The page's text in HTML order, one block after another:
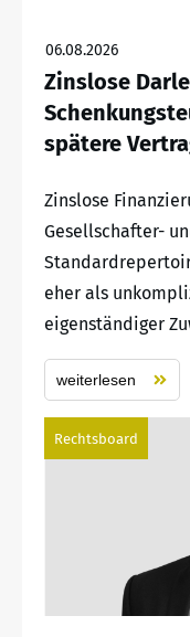
06.08.2026
Zinslose
spätere
Zinslose
Gesellschafter-
eher als
eigenständiger
weiterlesen
Rechtsboard